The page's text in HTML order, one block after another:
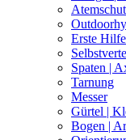
Erste Hilfe
Spaten |
Tarnung
Messer
Gürtel |
Bogen |